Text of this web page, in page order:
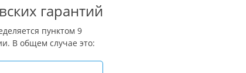
гарантий
пунктом 9
В общем случае это: